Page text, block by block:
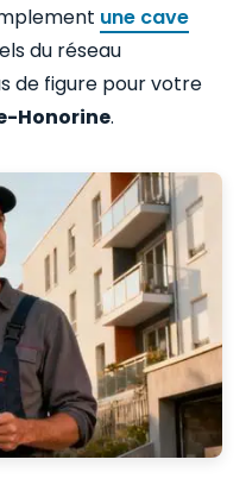
une cave
du réseau
de figure pour votre
Honorine.